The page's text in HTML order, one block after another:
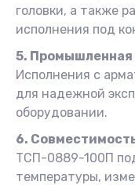
головки, а также
исполнения под
5. Промышленная
Исполнения с
для надежной
оборудовании.
6.
ТСП-0889-100П
температуры,